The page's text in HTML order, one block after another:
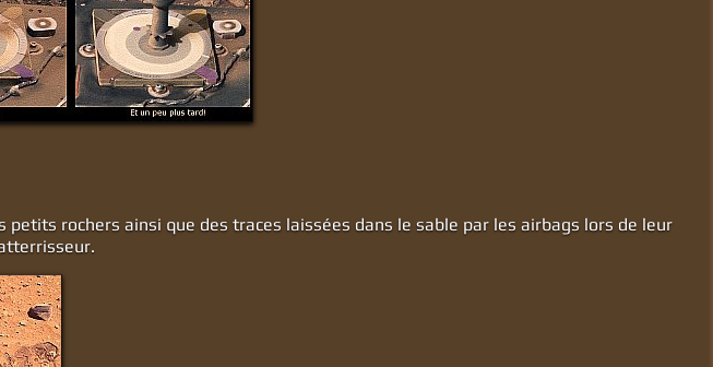
rochers ainsi que des traces laissées dans le sable par les airbags lors de leur